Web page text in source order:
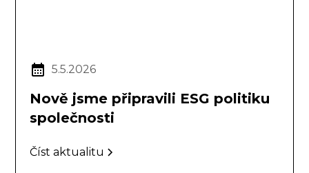
5.5.2026
Nově jsme připravili ESG politiku
společnosti
Číst aktualitu